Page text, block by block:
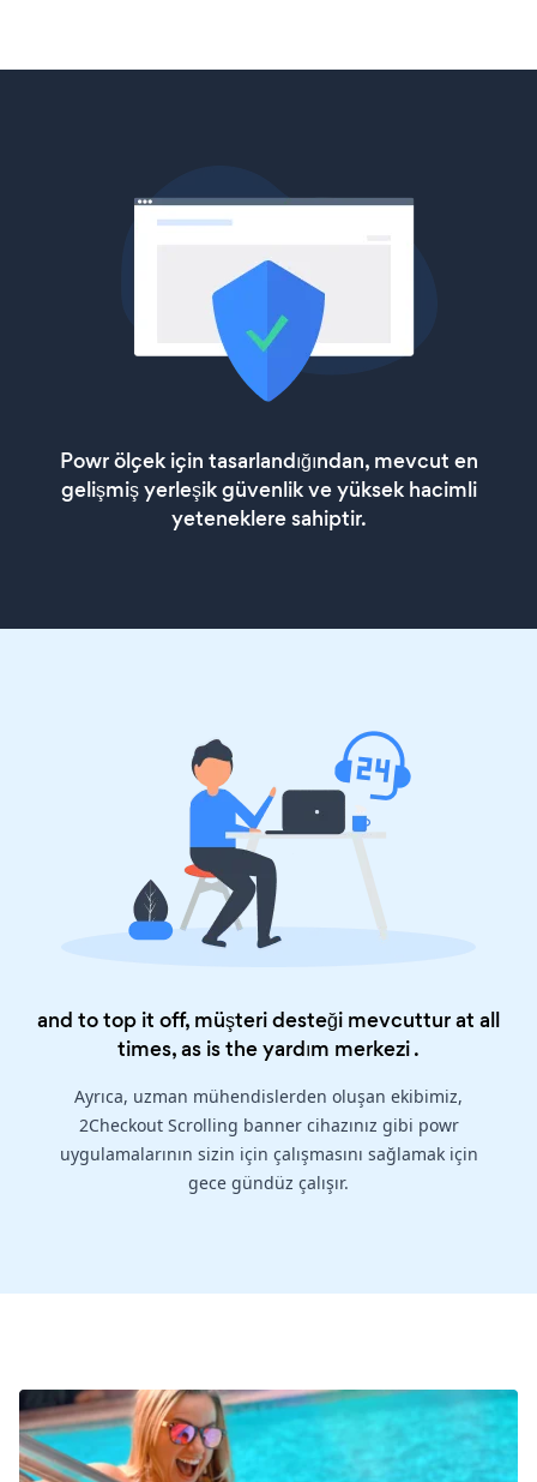
Powr ölçek için tasarlandığından, mevcut en
gelişmiş yerleşik güvenlik ve yüksek hacimli
yeteneklere sahiptir.
and to top it off, müşteri desteği mevcuttur at all
times, as is theyardım merkezi.
Ayrıca, uzman mühendislerden oluşan ekibimiz,
2Checkout Scrolling banner cihazınız gibi powr
uygulamalarının sizin için çalışmasını sağlamak için
gece gündüz çalışır.